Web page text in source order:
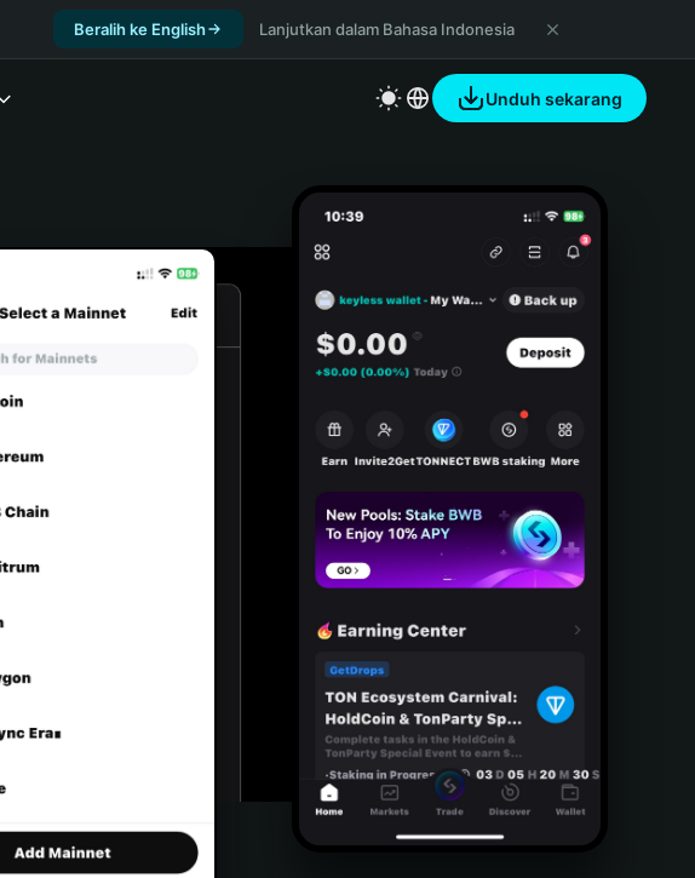
Beralih ke English Lanjutkan dalam Bahasa Indonesia
Unduh sekarang